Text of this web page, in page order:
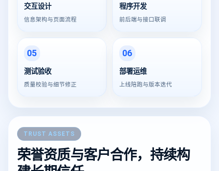
交互设计
信息架构与页面流程
程序开发
前后端与接口联调
05
测试验收
质量校验与细节修正
06
部署运维
上线陪跑与版本迭代
TRUST ASSETS
荣誉资质与客户合作，持续构